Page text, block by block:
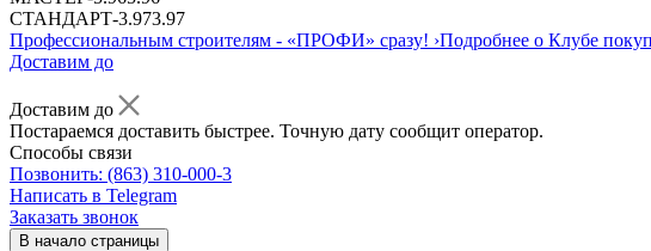
СТАНДАРТ-3.973.97
Профессиональным строителям - «ПРОФИ» сразу! ›Подробнее о Клубе
Доставим до
Доставим до
Постараемся доставить быстрее. Точную дату сообщит оператор.
Способы связи
Позвонить: (863) 310-000-3
Написать в Telegram
Заказать звонок
В начало страницы